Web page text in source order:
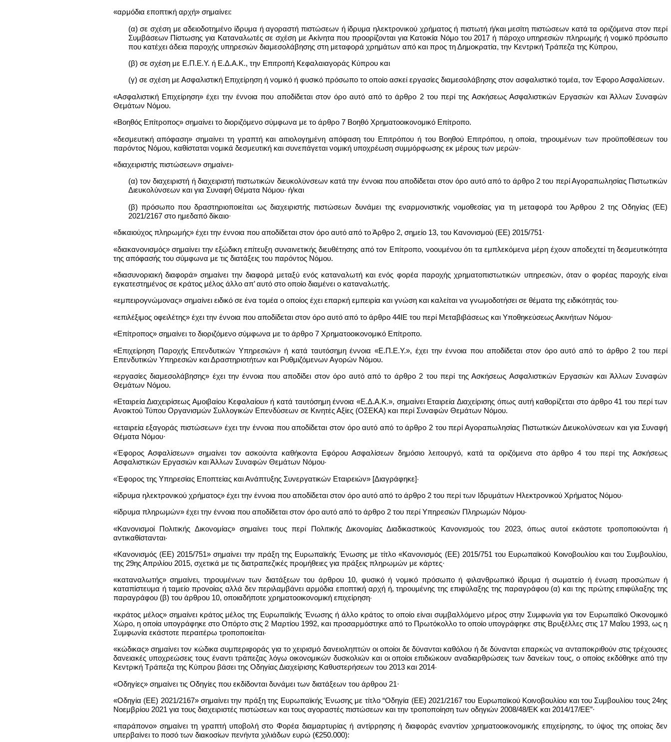
«αρμόδια εποπτική αρχή» σημαίνει:
(α) σε σχέση με αδειοδοτημένο ίδρυμα ή αγοραστή πιστώσεων ή ίδρυμα ηλεκτρονικού χρήματος ή πιστωτή ή/και μεσίτη πιστώσεων κατά τα οριζόμενα στον περί
Συμβάσεων Πίστωσης για Καταναλωτές σε σχέση με Ακίνητα που προορίζονται για Κατοικία Νόμο του 2017 ή πάροχο υπηρεσιών πληρωμής ή νομικό πρόσωπο
που κατέχει άδεια παροχής υπηρεσιών διαμεσολάβησης στη μεταφορά χρημάτων από και προς τη Δημοκρατία, την Κεντρική Τράπεζα της Κύπρου,
(β) σε σχέση με Ε.Π.Ε.Υ. ή Ε.Δ.Α.Κ., την Επιτροπή Κεφαλαιαγοράς Κύπρου και
(γ) σε σχέση με Ασφαλιστική Επιχείρηση ή νομικό ή φυσικό πρόσωπο το οποίο ασκεί εργασίες διαμεσολάβησης στον ασφαλιστικό τομέα, τον Έφορο Ασφαλίσεων.
«Ασφαλιστική Επιχείρηση» έχει την έννοια που αποδίδεται στον όρο αυτό από το άρθρο 2 του περί της Ασκήσεως Ασφαλιστικών Εργασιών και Άλλων Συναφών
Θεμάτων Νόμου.
«Βοηθός Επίτροπος» σημαίνει το διοριζόμενο σύμφωνα με το άρθρο 7 Βοηθό Χρηματοοικονομικό Επίτροπο.
«δεσμευτική απόφαση» σημαίνει τη γραπτή και αιτιολογημένη απόφαση του Επιτρόπου ή του Βοηθού Επιτρόπου, η οποία, τηρουμένων των προϋποθέσεων του
παρόντος Νόμου, καθίσταται νομικά δεσμευτική και συνεπάγεται νομική υποχρέωση συμμόρφωσης εκ μέρους των μερών·
«διαχειριστής πιστώσεων» σημαίνει-
(α) τον διαχειριστή ή διαχειριστή πιστωτικών διευκολύνσεων κατά την έννοια που αποδίδεται στον όρο αυτό από το άρθρο 2 του περί Αγοραπωλησίας Πιστωτικών
Διευκολύνσεων και για Συναφή Θέματα Νόμου· ή/και
(β) πρόσωπο που δραστηριοποιείται ως διαχειριστής πιστώσεων δυνάμει της εναρμονιστικής νομοθεσίας για τη μεταφορά του Άρθρου 2 της Οδηγίας (ΕΕ)
2021/2167 στο ημεδαπό δίκαιο·
«δικαιούχος πληρωμής» έχει την έννοια που αποδίδεται στον όρο αυτό από το Άρθρο 2, σημείο 13, του Κανονισμού (ΕΕ) 2015/751·
«διακανονισμός» σημαίνει την εξώδικη επίτευξη συναινετικής διευθέτησης από τον Επίτροπο, νοουμένου ότι τα εμπλεκόμενα μέρη έχουν αποδεχτεί τη δεσμευτικότητα
της απόφασής του σύμφωνα με τις διατάξεις του παρόντος Νόμου.
«διασυνοριακή διαφορά» σημαίνει την διαφορά μεταξύ ενός καταναλωτή και ενός φορέα παροχής χρηματοπιστωτικών υπηρεσιών, όταν ο φορέας παροχής είναι
εγκατεστημένος σε κράτος μέλος άλλο απ’ αυτό στο οποίο διαμένει ο καταναλωτής.
«εμπειρογνώμονας» σημαίνει ειδικό σε ένα τομέα ο οποίος έχει επαρκή εμπειρία και γνώση και καλείται να γνωμοδοτήσει σε θέματα της ειδικότητάς του·
«επιλέξιμος οφειλέτης» έχει την έννοια που αποδίδεται στον όρο αυτό από το άρθρο 44ΙΕ του περί Μεταβιβάσεως και Υποθηκεύσεως Ακινήτων Νόμου·
«Επίτροπος» σημαίνει το διοριζόμενο σύμφωνα με το άρθρο 7 Χρηματοοικονομικό Επίτροπο.
«Επιχείρηση Παροχής Επενδυτικών Υπηρεσιών» ή κατά ταυτόσημη έννοια «Ε.Π.Ε.Υ.», έχει την έννοια που αποδίδεται στον όρο αυτό από το άρθρο 2 του περί
Επενδυτικών Υπηρεσιών και Δραστηριοτήτων και Ρυθμιζόμενων Αγορών Νόμου.
«εργασίες διαμεσολάβησης» έχει την έννοια που αποδίδει στον όρο αυτό από το άρθρο 2 του περί της Ασκήσεως Ασφαλιστικών Εργασιών και Άλλων Συναφών
Θεμάτων Νόμου.
«Εταιρεία Διαχειρίσεως Αμοιβαίου Κεφαλαίου» ή κατά ταυτόσημη έννοια «Ε.Δ.Α.Κ.», σημαίνει Εταιρεία Διαχείρισης όπως αυτή καθορίζεται στο άρθρο 41 του περί των
Ανοικτού Τύπου Οργανισμών Συλλογικών Επενδύσεων σε Κινητές Αξίες (ΟΣΕΚΑ) και περί Συναφών Θεμάτων Νόμου.
«εταιρεία εξαγοράς πιστώσεων» έχει την έννοια που αποδίδεται στον όρο αυτό από το άρθρο 2 του περί Αγοραπωλησίας Πιστωτικών Διευκολύνσεων και για Συναφή
Θέματα Νόμου·
«Έφορος Ασφαλίσεων» σημαίνει τον ασκούντα καθήκοντα Εφόρου Ασφαλίσεων δημόσιο λειτουργό, κατά τα οριζόμενα στο άρθρο 4 του περί της Ασκήσεως
Ασφαλιστικών Εργασιών και Άλλων Συναφών Θεμάτων Νόμου·
«Έφορος της Υπηρεσίας Εποπτείας και Ανάπτυξης Συνεργατικών Εταιρειών» [Διαγράφηκε]·
«ίδρυμα ηλεκτρονικού χρήματος» έχει την έννοια που αποδίδεται στον όρο αυτό από το άρθρο 2 του περί των Ιδρυμάτων Ηλεκτρονικού Χρήματος Νόμου·
«ίδρυμα πληρωμών» έχει την έννοια που αποδίδεται στον όρο αυτό από το άρθρο 2 του περί Υπηρεσιών Πληρωμών Νόμου·
«Κανονισμοί Πολιτικής Δικονομίας» σημαίνει τους περί Πολιτικής Δικονομίας Διαδικαστικούς Κανονισμούς του 2023, όπως αυτοί εκάστοτε τροποποιούνται ή
αντικαθίστανται·
«Κανονισμός (ΕΕ) 2015/751» σημαίνει την πράξη της Ευρωπαϊκής Ένωσης με τίτλο «Κανονισμός (ΕΕ) 2015/751 του Ευρωπαϊκού Κοινοβουλίου και του Συμβουλίου,
της 29ης Απριλίου 2015, σχετικά με τις διατραπεζικές προμήθειες για πράξεις πληρωμών με κάρτες·
«καταναλωτής» σημαίνει, τηρουμένων των διατάξεων του άρθρου 10, φυσικό ή νομικό πρόσωπο ή φιλανθρωπικό ίδρυμα ή σωματείο ή ένωση προσώπων ή
καταπίστευμα ή ταμείο προνοίας αλλά δεν περιλαμβάνει αρμόδια εποπτική αρχή ή, τηρουμένης της επιφύλαξης της παραγράφου (α) και της πρώτης επιφύλαξης της
παραγράφου (β) του άρθρου 10, οποιαδήποτε χρηματοοικονομική επιχείρηση·
«κράτος μέλος» σημαίνει κράτος μέλος της Ευρωπαϊκής Ένωσης ή άλλο κράτος το οποίο είναι συμβαλλόμενο μέρος στην Συμφωνία για τον Ευρωπαϊκό Οικονομικό
Χώρο, η οποία υπογράφηκε στο Οπόρτο στις 2 Μαρτίου 1992, και προσαρμόστηκε από το Πρωτόκολλο το οποίο υπογράφηκε στις Βρυξέλλες στις 17 Μαΐου 1993, ως η
Συμφωνία εκάστοτε περαιτέρω τροποποιείται·
«κώδικας» σημαίνει τον κώδικα συμπεριφοράς για το χειρισμό δανειοληπτών οι οποίοι δε δύνανται καθόλου ή δε δύνανται επαρκώς να ανταποκριθούν στις τρέχουσες
δανειακές υποχρεώσεις τους έναντι τράπεζας λόγω οικονομικών δυσκολιών και οι οποίοι επιδιώκουν αναδιαρθρώσεις των δανείων τους, ο οποίος εκδόθηκε από την
Κεντρική Τράπεζα της Κύπρου βάσει της Οδηγίας Διαχείρισης Καθυστερήσεων του 2013 και 2014·
«Οδηγίες» σημαίνει τις Οδηγίες που εκδίδονται δυνάμει των διατάξεων του άρθρου 21·
«Οδηγία (ΕΕ) 2021/2167» σημαίνει την πράξη της Ευρωπαϊκής Ένωσης με τίτλο “Οδηγία (ΕΕ) 2021/2167 του Ευρωπαϊκού Κοινοβουλίου και του Συμβουλίου τους 24ης
Νοεμβρίου 2021 για τους διαχειριστές πιστώσεων και τους αγοραστές πιστώσεων και την τροποποίηση των οδηγιών 2008/48/ΕΚ και 2014/17/ΕΕ”∙
«παράπονο» σημαίνει τη γραπτή υποβολή στο Φορέα διαμαρτυρίας ή αντίρρησης ή διαφοράς εναντίον χρηματοοικονομικής επιχείρησης, το ύψος της οποίας δεν
υπερβαίνει το ποσό των διακοσίων πενήντα χιλιάδων ευρώ (€250.000):